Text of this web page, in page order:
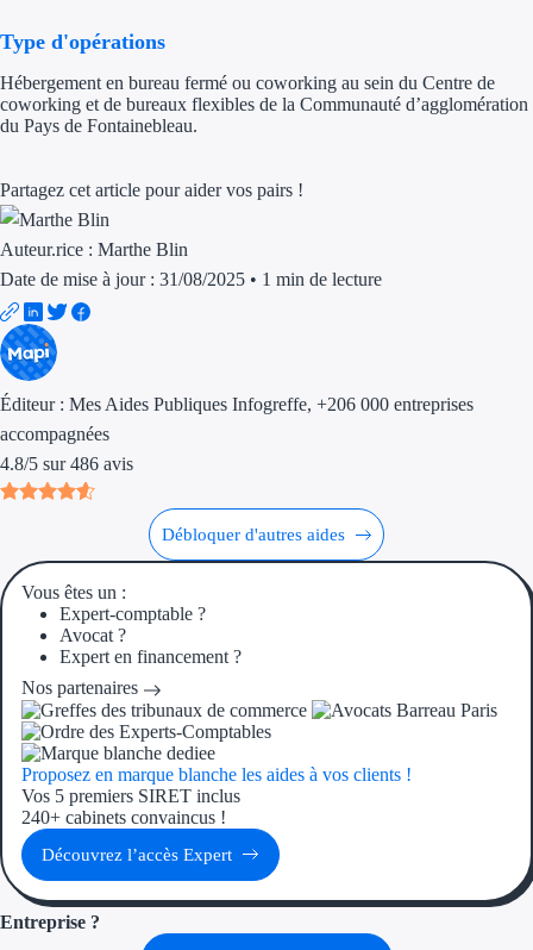
Territoires
Aides Région
Régions de I à P
Aides Région Île-
Outre-mer
Type d'opérations
Hébergement en bureau fermé ou coworking au sein du Centre de
coworking et de bureaux flexibles de la Communauté d’agglomération
du Pays de Fontainebleau.
Partagez cet article pour aider vos pairs !
Auteur.rice : Marthe Blin
Date de mise à jour : 31/08/2025 • 1 min de lecture
Éditeur : Mes Aides Publiques Infogreffe, +206 000 entreprises
accompagnées
4.8/5 sur 486 avis
Débloquer d'autres aides
Vous êtes un :
Expert-comptable ?
Avocat ?
Expert en financement ?
Nos partenaires
Proposez en marque blanche les aides à vos clients !
Vos 5 premiers SIRET inclus
240+ cabinets convaincus !
Découvrez l’accès Expert
Entreprise ?